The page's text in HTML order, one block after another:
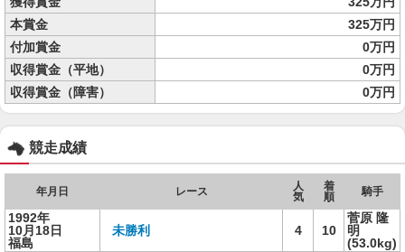
本賞金
325万円
付加賞金
0万円
収得賞金（平地）
0万円
収得賞金（障害）
0万円
競走成績
年月日 レース
人
気
着
順
騎手
1992年
10月18日
福島
未勝利 4 10
菅原 隆
明
(53.0kg)